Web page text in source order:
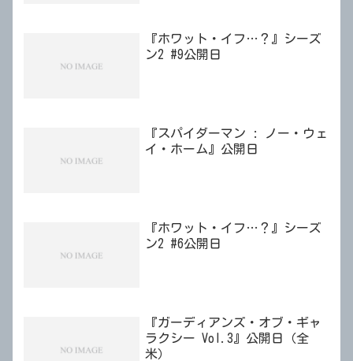
『ホワット・イフ…？』シーズ
ン2 #9公開日
『スパイダーマン : ノー・ウェ
イ・ホーム』公開日
『ホワット・イフ…？』シーズ
ン2 #6公開日
『ガーディアンズ・オブ・ギャ
ラクシー Vol.3』公開日（全
米）